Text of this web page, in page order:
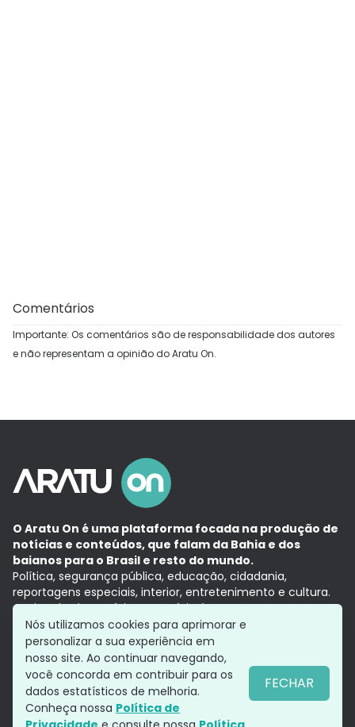
Comentários
Importante: Os comentários são de responsabilidade dos autores
e não representam a opinião do Aratu On.
O Aratu On é uma plataforma focada na produção de
notícias e conteúdos, que falam da Bahia e dos
baianos para o Brasil e resto do mundo.
Política, segurança pública, educação, cidadania,
reportagens especiais, interior, entretenimento e cultura.
Aqui, tudo vira notícia e a notícia é no tempo presente,
com a credibilidade do Grupo Aratu.
Grupo Aratu
Política de privacidade
Siga-nos
Nós utilizamos cookies para aprimorar e
personalizar a sua experiência em
nosso site. Ao continuar navegando,
você concorda em contribuir para os
dados estatísticos de melhoria.
Conheça nossa Política de
FECHAR